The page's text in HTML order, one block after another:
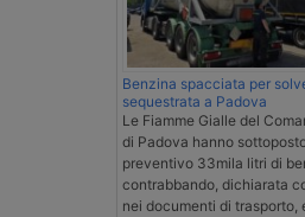
Benzina spacciata per
sequestrata a Padova
Le Fiamme Gialle del
di Padova hanno
preventivo 33mila litri di
contrabbando, dichiarata
nei documenti di trasporto,